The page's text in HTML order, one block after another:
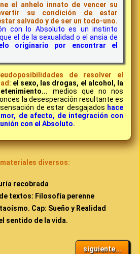
el anhelo innato de vencer su
su condición de estar
salvado y de ser un todo-uno.
con lo Absoluto es un instinto
el de la sexualidad o el ansia de
originario por encontrar el
de resolver el
el sexo, las drogas, el alcohol, la
medios que no nos
la desesperación resultante es
de estar desgajados hace
de afecto, de integración con
con el Absoluto.
diversos:
recobrada
de textos: Filosofía perenne
Cap: Sueño y Realidad
sentido de la vida.
siguiente...